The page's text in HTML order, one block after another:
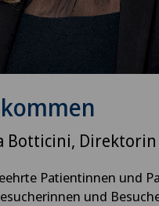
Botticini, Direktorin
Patientinnen und
und